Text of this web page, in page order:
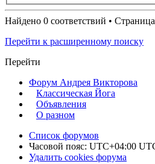
Найдено 0 соответствий • Страница
Перейти к расширенному поиску
Перейти
Форум Андрея Викторова
Классическая Йога
Объявления
О разном
Список форумов
Часовой пояс: UTC+04:00
Удалить cookies форума